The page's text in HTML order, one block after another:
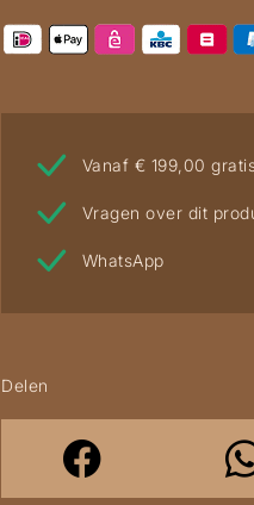
Vanaf € 199,00
Vragen over dit
WhatsApp
Delen